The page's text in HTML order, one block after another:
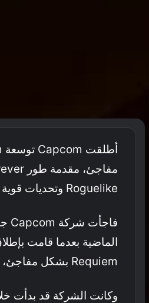
Roguelike وتحديات قوية لعشاق السلسلة.
Requiem بشكل مفاجئ، دون أي إعلان مسبق أو موعد انتظار طويل.
وكانت الشركة قد بدأت